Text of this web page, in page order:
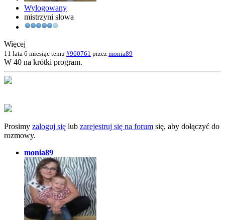
Wylogowany
mistrzyni słowa
Więcej
11 lata 6 miesiąc temu #960761 przez monia89
W 40 na krótki program.
Prosimy zaloguj się lub zarejestruj się na forum się, aby dołączyć do
rozmowy.
monia89